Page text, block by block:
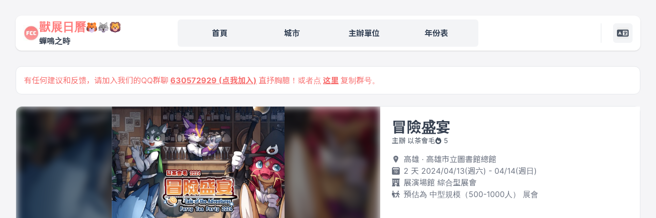
獸展日曆
蟬鳴之時
首頁 城市 主辦單位 年份表
有任何建议和反馈，请加入我们的QQ群聊 630572929 (点我加入) 直抒胸臆！或者点 这里 复制群号。
冒險盛宴
主辦 以茶會毛 5
高雄 · 高雄市立圖書館總館
2 天 2024/04/13(週六) - 04/14(週日)
展演場館 綜合型展會
預估為 中型規模（500-1000人） 展會